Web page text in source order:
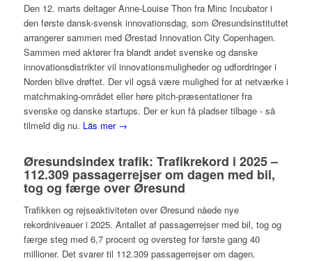
Den 12. marts deltager Anne-Louise Thon fra Minc Incubator i
den første dansk-svensk innovationsdag, som Øresundsinstituttet
arrangerer sammen med Ørestad Innovation City Copenhagen.
Sammen med aktører fra blandt andet svenske og danske
innovationsdistrikter vil innovationsmuligheder og udfordringer i
Norden blive drøftet. Der vil også være mulighed for at netværke i
matchmaking-området eller høre pitch-præsentationer fra
svenske og danske startups. Der er kun få pladser tilbage - så
tilmeld dig nu. Läs mer →
Øresundsindex trafik: Trafikrekord i 2025 –
112.309 passagerrejser om dagen med bil,
tog og færge over Øresund
Trafikken og rejseaktiviteten over Øresund nåede nye
rekordniveauer i 2025. Antallet af passagerrejser med bil, tog og
færge steg med 6,7 procent og oversteg for første gang 40
millioner. Det svarer til 112.309 passagerrejser om dagen.